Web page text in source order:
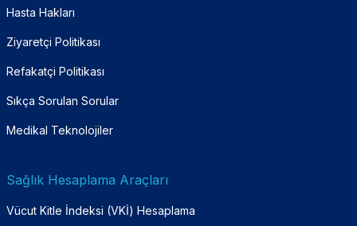
Hasta Hakları
Ziyaretçi Politikası
Refakatçi Politikası
Sıkça Sorulan Sorular
Medikal Teknolojiler
Sağlık Hesaplama Araçları
Vücut Kitle İndeksi (VKİ) Hesaplama